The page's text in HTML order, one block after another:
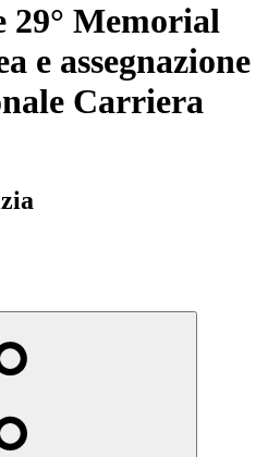
29° Memorial
e assegnazione
Carriera